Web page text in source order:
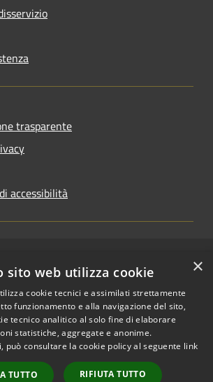
trasparente
accessibilità
Copyright © 2026 • Comune di
Riccione • Powered by
Municipium•Accesso
redazione
×
sito web utilizza cookie
cookie tecnici e assimilati strettamente
funzionamento e alla navigazione del sito,
tecnico analitico al solo fine di elaborare
statistiche, aggregate e anonime.
può consultare la cookie policy al seguente link
TUTTO RIFIUTA TUTTO